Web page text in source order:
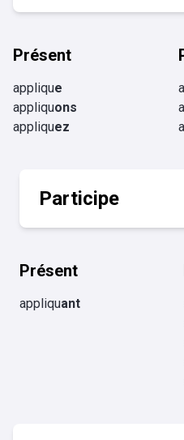
Présent
applique
appliquons
appliquez
Participe
Présent
appliquant